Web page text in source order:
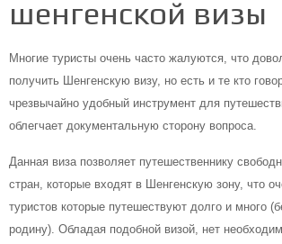
шенгенской визы
Многие туристы очень часто жалуются, что
получить Шенгенскую визу, но есть и те кто
чрезвычайно удобный инструмент для
облегчает документальную сторону вопроса.
Данная виза позволяет путешественнику
стран, которые входят в Шенгенскую зону, что
туристов которые путешествуют долго и много
родину). Обладая подобной визой, нет